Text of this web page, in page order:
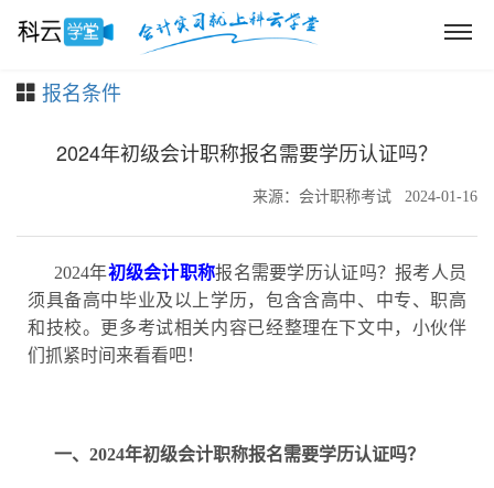
报名条件
2024年初级会计职称报名需要学历认证吗？
来源：会计职称考试 2024-01-16
2024年初级会计职称报名需要学历认证吗？报考人员
须具备高中毕业及以上学历，包含含高中、中专、职高
和技校。更多考试相关内容已经整理在下文中，小伙伴
们抓紧时间来看看吧！
一、2024年初级会计职称报名需要学历认证吗？